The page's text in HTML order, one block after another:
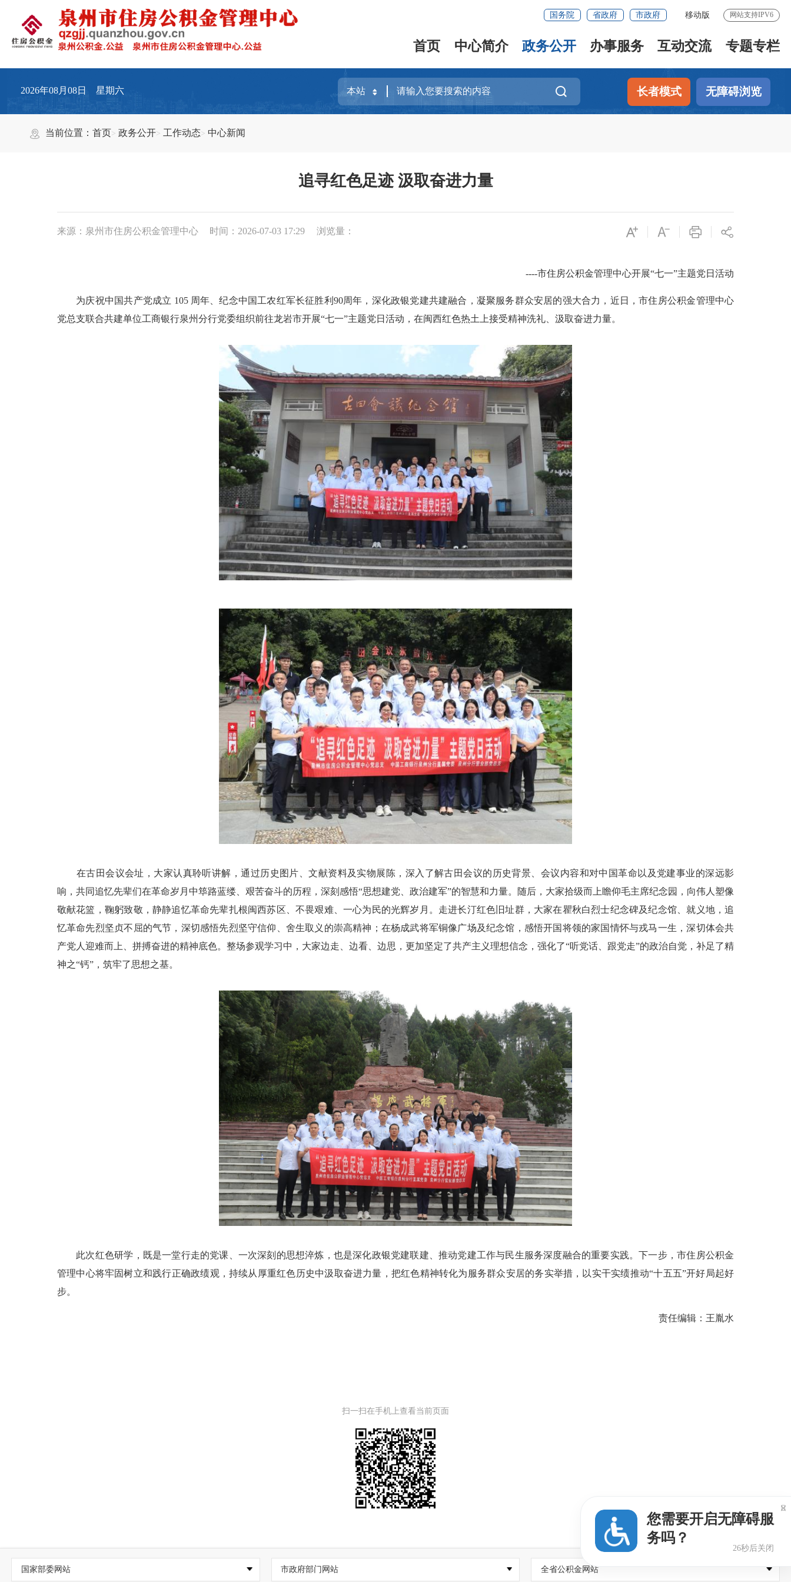
国务院 省政府 市政府 移动版 网站支持IPV6
首页 中心简介 政务公开 办事服务 互动交流 专题专栏
2026年08月08日 星期六 长者模式 无障碍浏览
当前位置：首页 政务公开 工作动态 中心新闻
追寻红色足迹 汲取奋进力量
来源：泉州市住房公积金管理中心 时间：2026-07-03 17:29 浏览量：
----市住房公积金管理中心开展“七一”主题党日活动
为庆祝中国共产党成立 105 周年、纪念中国工农红军长征胜利90周年，深化政银党建共建融合，凝聚服务群众安居的强大合力，近日，市住房公积金管理中心
党总支联合共建单位工商银行泉州分行党委组织前往龙岩市开展“七一”主题党日活动，在闽西红色热土上接受精神洗礼、汲取奋进力量。
在古田会议会址，大家认真聆听讲解，通过历史图片、文献资料及实物展陈，深入了解古田会议的历史背景、会议内容和对中国革命以及党建事业的深远影
响，共同追忆先辈们在革命岁月中筚路蓝缕、艰苦奋斗的历程，深刻感悟“思想建党、政治建军”的智慧和力量。随后，大家拾级而上瞻仰毛主席纪念园，向伟人塑像
敬献花篮，鞠躬致敬，静静追忆革命先辈扎根闽西苏区、不畏艰难、一心为民的光辉岁月。走进长汀红色旧址群，大家在瞿秋白烈士纪念碑及纪念馆、就义地，追
忆革命先烈坚贞不屈的气节，深切感悟先烈坚守信仰、舍生取义的崇高精神；在杨成武将军铜像广场及纪念馆，感悟开国将领的家国情怀与戎马一生，深切体会共
产党人迎难而上、拼搏奋进的精神底色。整场参观学习中，大家边走、边看、边思，更加坚定了共产主义理想信念，强化了“听党话、跟党走”的政治自觉，补足了精
神之“钙”，筑牢了思想之基。
此次红色研学，既是一堂行走的党课、一次深刻的思想淬炼，也是深化政银党建联建、推动党建工作与民生服务深度融合的重要实践。下一步，市住房公积金
管理中心将牢固树立和践行正确政绩观，持续从厚重红色历史中汲取奋进力量，把红色精神转化为服务群众安居的务实举措，以实干实绩推动“十五五”开好局起好
步。
责任编辑：王胤水
扫一扫在手机上查看当前页面
国家部委网站 市政府部门网站 全省公积金网站
您需要开启无障碍服
务吗？
25秒后关闭
